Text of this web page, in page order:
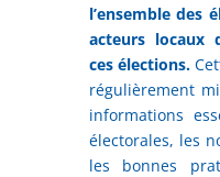
l’ensemble des
acteurs locaux
ces élections.
régulièrement
informations
électorales, les
les bonnes